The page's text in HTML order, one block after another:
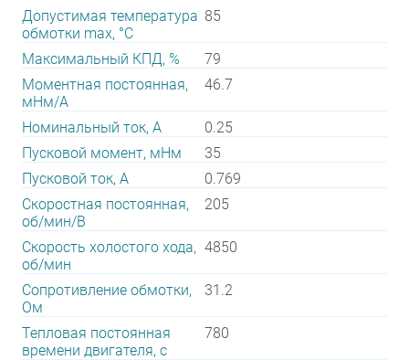
Допустимая температура
обмотки max, °С
85
Максимальный КПД, %
79
Моментная постоянная,
мНм/А
46.7
Номинальный ток, А
0.25
Пусковой момент, мНм
35
Пусковой ток, А
0.769
Скоростная постоянная,
об/мин/В
205
Скорость холостого хода,
об/мин
4850
Сопротивление обмотки,
Ом
31.2
Тепловая постоянная
времени двигателя, с
780